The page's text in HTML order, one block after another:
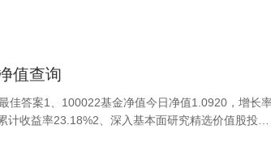
值查询
佳答案1、100022基金净值今日净值1.0920，增长
计收益率23.18%2、深入基本面研究精选价值股投